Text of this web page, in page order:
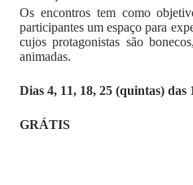
Os encontros tem como
participantes um espaço para
cujos protagonistas são
animadas.
Dias 4, 11, 18, 25 (quintas) das
GRÁTIS